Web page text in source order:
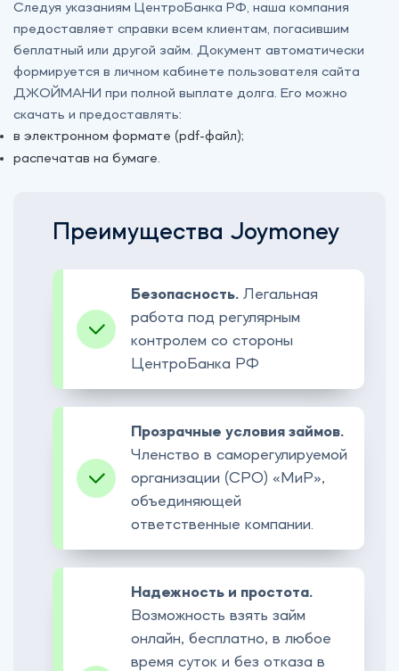
Следуя указаниям ЦентроБанка РФ, наша компания
предоставляет справки всем клиентам, погасившим
беплатный или другой займ. Документ автоматически
формируется в личном кабинете пользователя сайта
ДЖОЙМАНИ при полной выплате долга. Его можно
скачать и предоставлять:
в электронном формате (pdf-файл);
распечатав на бумаге.
Преимущества Joymoney
Безопасность. Легальная
работа под регулярным
контролем со стороны
ЦентроБанка РФ
Прозрачные условия займов.
Членство в саморегулируемой
организации (СРО) «‎МиР»,
объединяющей
ответственные компании.
Надежность и простота.
Возможность взять займ
онлайн, бесплатно, в любое
время суток и без отказа в